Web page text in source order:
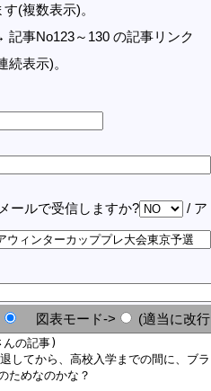
(複数表示)。
記事No123～130 の記事リンク
続表示)。
ールで受信しますか?
/ ア
図表モード-> (適当に改